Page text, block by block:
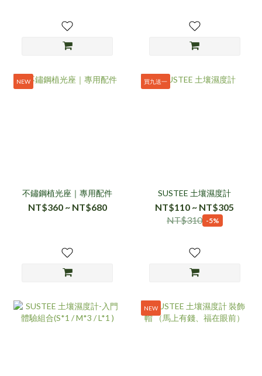
NEW
不鏽鋼植光座｜專用配件
NT$360 ~ NT$680
買九送一
SUSTEE 土壤濕度計
NT$110 ~ NT$305
NT$310 -5%
NEW